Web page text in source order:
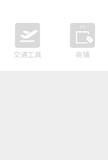
交通工具 商铺